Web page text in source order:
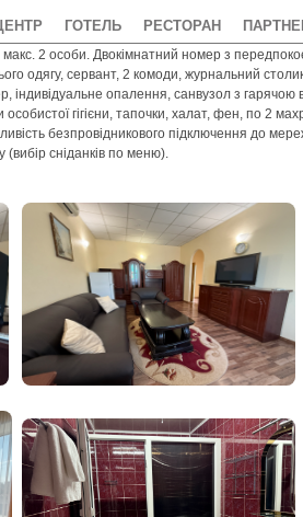
ГОТЕЛЬ РЕСТОРАН
2 особи. Двокімнатний номер з
одягу, сервант, 2 комоди, журнальний
індивідуальне опалення, санвузол з
особистої гігієни, тапочки, халат, фен, по 2
безпровідникового підключення до
сніданків по меню).